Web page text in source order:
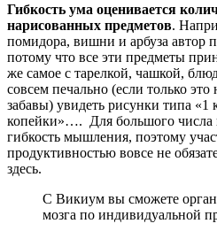
Гибкость ума оценивается
нарисованных предметов.
помидора, вишни и арбуза автор
потому что все эти предметы
же самое с тарелкой, чашкой,
совсем печально (если только
забавы) увидеть рисунки типа «1
копейки»…. Для большого числа
гибкость мышления, поэтому
продуктивностью вовсе не
здесь.
С Викиум вы сможете
мозга по индивидуальной